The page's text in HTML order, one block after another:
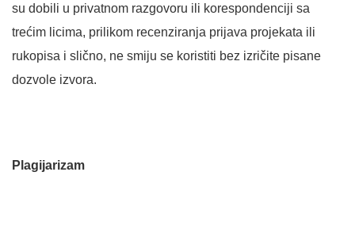
su dobili u privatnom razgovoru ili korespondenciji sa
trećim licima, prilikom recenziranja prijava projekata ili
rukopisa i slično, ne smiju se koristiti bez izričite pisane
dozvole izvora.
Plagijarizam